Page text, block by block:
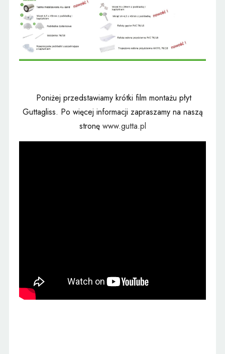
Poniżej przedstawiamy krótki film montażu płyt
Guttagliss. Po więcej informacji zapraszamy na naszą
stronę www.gutta.pl